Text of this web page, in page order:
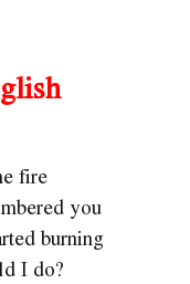
fire
you
burning
I do?